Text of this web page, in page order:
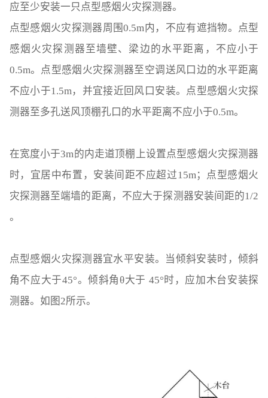
应至少安装一只点型感烟火灾探测器。
点型感烟火灾探测器周围0.5m内，不应有遮挡物。点型
感烟火灾探测器至墙壁、梁边的水平距离，不应小于
0.5m。点型感烟火灾探测器至空调送风口边的水平距离
不应小于1.5m，并宜接近回风口安装。点型感烟火灾探
测器至多孔送风顶棚孔口的水平距离不应小于0.5m。
在宽度小于3m的内走道顶棚上设置点型感烟火灾探测器
时，宜居中布置，安装间距不应超过15m；点型感烟火
灾探测器至端墙的距离，不应大于探测器安装间距的1/2
。
点型感烟火灾探测器宜水平安装。当倾斜安装时，倾斜
角不应大于45°。倾斜角θ大于 45°时，应加木台安装探
测器。如图2所示。